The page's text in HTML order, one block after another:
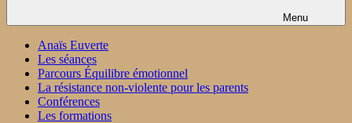
Menu
Anaïs Euverte
Les séances
Parcours Équilibre émotionnel
La résistance non-violente pour les parents
Conférences
Les formations